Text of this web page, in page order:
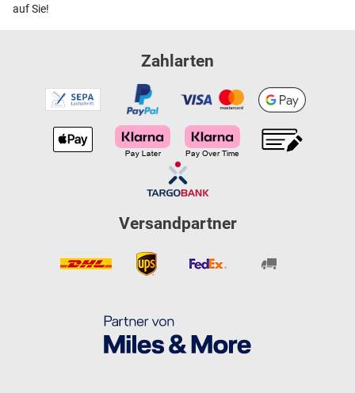
auf Sie!
Zahlarten
Versandpartner